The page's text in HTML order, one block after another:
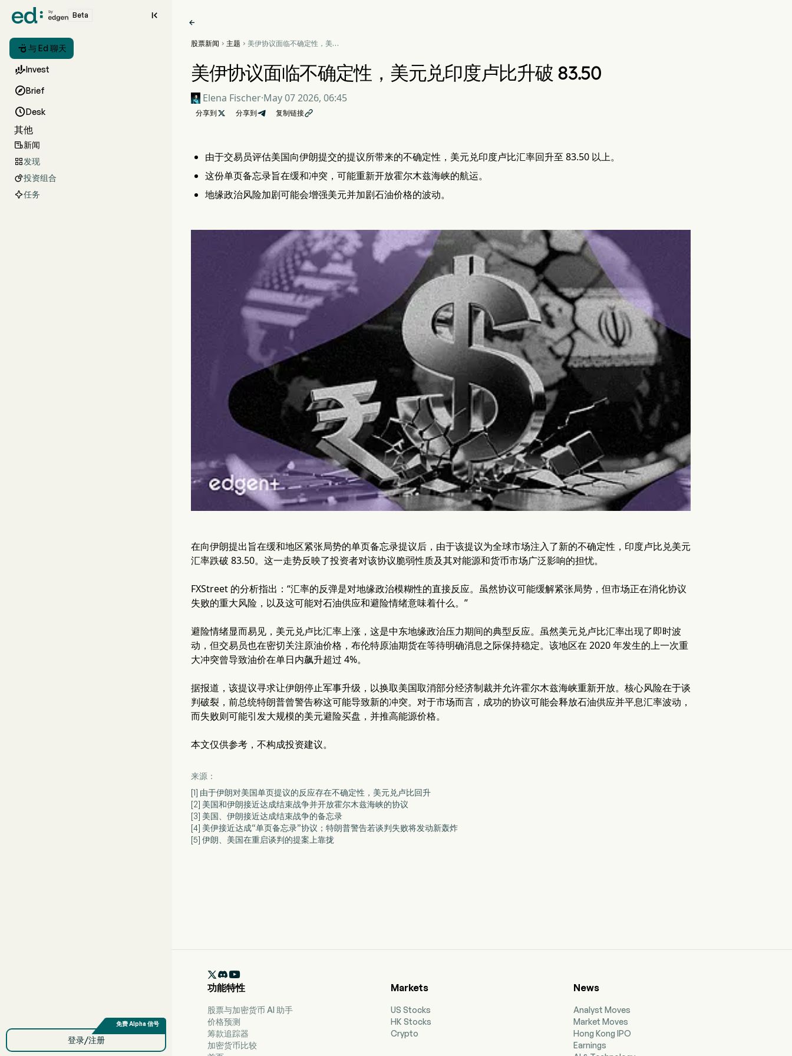
Beta 
 与 Ed 聊天
Invest
Brief
Desk
其他
新闻
发现
投资组合
任务
登录/注册

股票新闻  主题  美伊协议面临不确定性，美元
美伊协议面临不确定性，美元兑印度卢比升破 83.50
Elena Fischer·May 07 2026, 06:45
分享到  分享到 复制链接
由于交易员评估美国向伊朗提交的提议所带来的不确定性，美元兑印度卢比汇率回升至 83.50 以上。
这份单页备忘录旨在缓和冲突，可能重新开放霍尔木兹海峡的航运。
地缘政治风险加剧可能会增强美元并加剧石油价格的波动。
在向伊朗提出旨在缓和地区紧张局势的单页备忘录提议后，由于该提议为全球市场注入了新的不确定性，印度卢比兑美元
汇率跌破 83.50。这一走势反映了投资者对该协议脆弱性质及其对能源和货币市场广泛影响的担忧。
FXStreet 的分析指出：“汇率的反弹是对地缘政治模糊性的直接反应。虽然协议可能缓解紧张局势，但市场正在消化协议
失败的重大风险，以及这可能对石油供应和避险情绪意味着什么。”
避险情绪显而易见，美元兑卢比汇率上涨，这是中东地缘政治压力期间的典型反应。虽然美元兑卢比汇率出现了即时波
动，但交易员也在密切关注原油价格，布伦特原油期货在等待明确消息之际保持稳定。该地区在 2020 年发生的上一次重
大冲突曾导致油价在单日内飙升超过 4%。
据报道，该提议寻求让伊朗停止军事升级，以换取美国取消部分经济制裁并允许霍尔木兹海峡重新开放。核心风险在于谈
判破裂，前总统特朗普曾警告称这可能导致新的冲突。对于市场而言，成功的协议可能会释放石油供应并平息汇率波动，
而失败则可能引发大规模的美元避险买盘，并推高能源价格。
本文仅供参考，不构成投资建议。
来源：
[1] 由于伊朗对美国单页提议的反应存在不确定性，美元兑卢比回升
[2] 美国和伊朗接近达成结束战争并开放霍尔木兹海峡的协议
[3] 美国、伊朗接近达成结束战争的备忘录
[4] 美伊接近达成“单页备忘录”协议；特朗普警告若谈判失败将发动新轰炸
[5] 伊朗、美国在重启谈判的提案上靠拢

功能特性
股票与加密货币 AI 助手
价格预测
筹款追踪器
加密货币比较
Markets
US Stocks
HK Stocks
Crypto
News
Analyst Moves
Market Moves
Hong Kong IPO
Earnings